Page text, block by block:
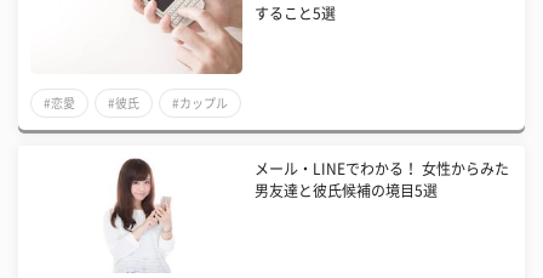
すること5選
#恋愛 #彼氏 #カップル
メール・LINEでわかる！ 女性からみた
男友達と彼氏候補の境目5選